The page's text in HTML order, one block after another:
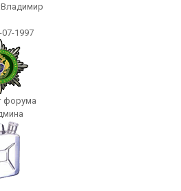
Владимир
1997
форума